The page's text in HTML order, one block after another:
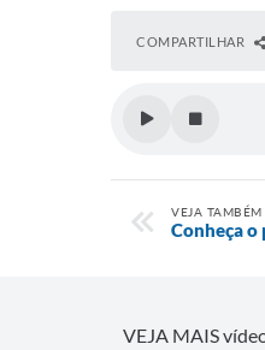
COMPARTILHAR
VEJA TAMBÉM
Conheça o
VEJA MAIS